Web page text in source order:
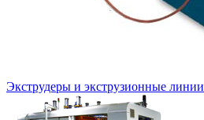
Экструдеры и экструзионные линии